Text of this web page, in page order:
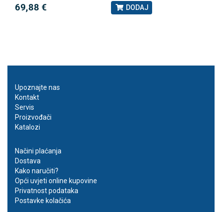
69,88 € DODAJ
Upoznajte nas
Kontakt
Servis
Proizvođači
Katalozi
Načini plaćanja
Dostava
Kako naručiti?
Opći uvjeti online kupovine
Privatnost podataka
Postavke kolačića